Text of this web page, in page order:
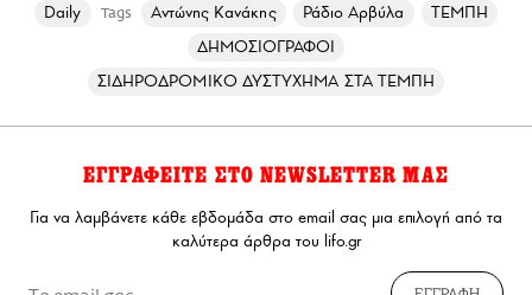
Daily Tags Αντώνης Κανάκης Ράδιο Αρβύλα
ΤΕΜΠΗ
ΔΗΜΟΣΙΟΓΡΑΦΟΙ
ΣΙΔΗΡΟΔΡΟΜΙΚΟ ΔΥΣΤΥΧΗΜΑ ΣΤΑ ΤΕΜΠΗ
ΕΓΓΡΑΦΕΙΤΕ ΣΤΟ NEWSLETTER ΜΑΣ
Για να λαμβάνετε κάθε εβδομάδα στο email σας μια επιλογή από τα
καλύτερα άρθρα του lifo.gr